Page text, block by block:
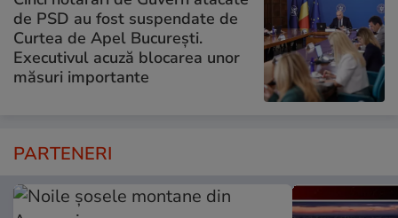
de PSD au fost suspendate de
Curtea de Apel București.
Executivul acuză blocarea unor
măsuri importante
PARTENERI